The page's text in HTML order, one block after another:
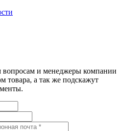
и менеджеры компании
товара, а так же подскажут